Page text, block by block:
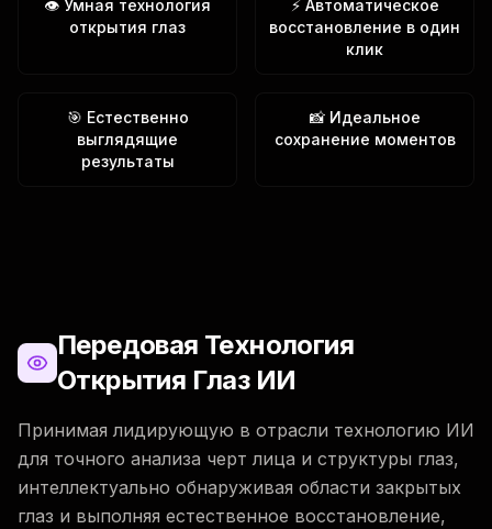
👁️ Умная технология
открытия глаз
⚡ Автоматическое
восстановление в один
клик
🎯 Естественно
выглядящие
результаты
📸 Идеальное
сохранение моментов
Передовая Технология
Открытия Глаз ИИ
Принимая лидирующую в отрасли технологию ИИ
для точного анализа черт лица и структуры глаз,
интеллектуально обнаруживая области закрытых
глаз и выполняя естественное восстановление,